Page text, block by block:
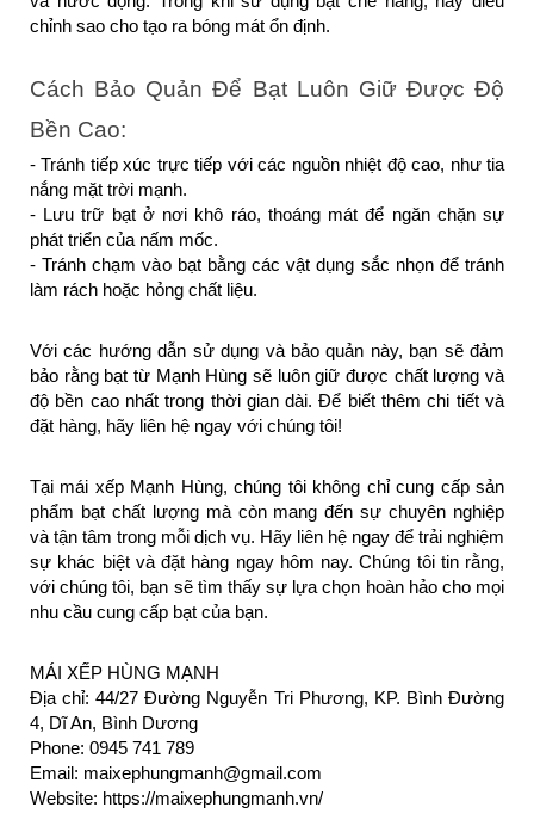
chỉnh sao cho tạo ra bóng mát ổn định.
Cách Bảo Quản Để Bạt Luôn Giữ Được Độ
Bền Cao:
- Tránh tiếp xúc trực tiếp với các nguồn nhiệt độ cao, như tia
nắng mặt trời mạnh.
- Lưu trữ bạt ở nơi khô ráo, thoáng mát để ngăn chặn sự
phát triển của nấm mốc.
- Tránh chạm vào bạt bằng các vật dụng sắc nhọn để tránh
làm rách hoặc hỏng chất liệu.
Với các hướng dẫn sử dụng và bảo quản này, bạn sẽ đảm
bảo rằng bạt từ Mạnh Hùng sẽ luôn giữ được chất lượng và
độ bền cao nhất trong thời gian dài. Để biết thêm chi tiết và
đặt hàng, hãy liên hệ ngay với chúng tôi!
Tại mái xếp Mạnh Hùng, chúng tôi không chỉ cung cấp sản
phẩm bạt chất lượng mà còn mang đến sự chuyên nghiệp
và tận tâm trong mỗi dịch vụ. Hãy liên hệ ngay để trải nghiệm
sự khác biệt và đặt hàng ngay hôm nay. Chúng tôi tin rằng,
với chúng tôi, bạn sẽ tìm thấy sự lựa chọn hoàn hảo cho mọi
nhu cầu cung cấp bạt của bạn.
MÁI XẾP HÙNG MẠNH
Địa chỉ: 44/27 Đường Nguyễn Tri Phương, KP. Bình Đường
4, Dĩ An, Bình Dương
Phone: 0945 741 789
Email: maixephungmanh@gmail.com
Website: https://maixephungmanh.vn/